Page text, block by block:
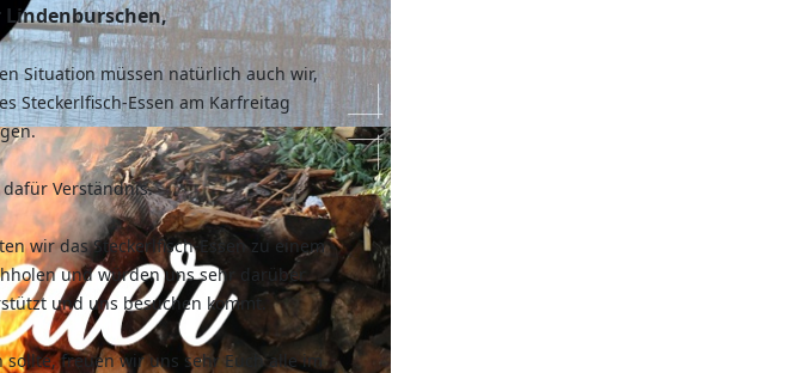
Lindenburschen,
Situation müssen natürlich auch wir,
Steckerlfisch-Essen am Karfreitag
Verständnis.
wir das Steckerlfisch-Essen zu einem
und würden uns sehr darüber
und uns besuchen kommt.
freuen wir uns sehr Euch alle im